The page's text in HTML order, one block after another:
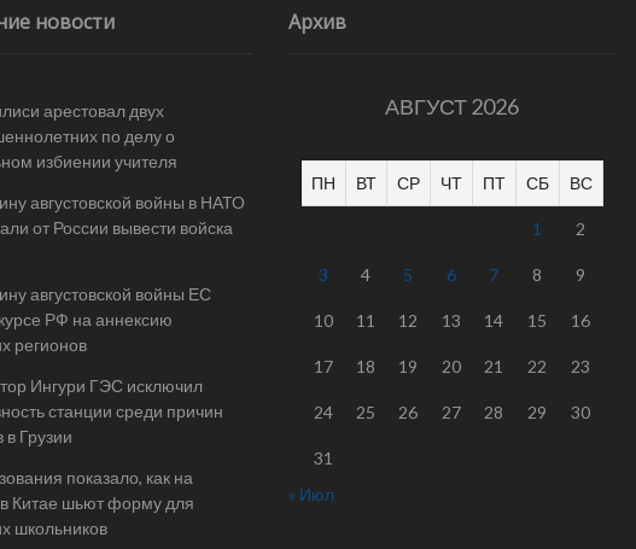
новости
арестовал двух
по делу о
избиении учителя
августовской войны в НАТО
от России вывести войска
августовской войны ЕС
РФ на аннексию
регионов
Ингури ГЭС исключил
станции среди причин
в Грузии
показало, как на
Китае шьют форму для
школьников
Архив
АВГУСТ 2026
ПН ВТ СР ЧТ ПТ СБ ВС
1 2
3 4 5 6 7 8 9
10 11 12 13 14 15 16
17 18 19 20 21 22 23
24 25 26 27 28 29 30
31
« Июл